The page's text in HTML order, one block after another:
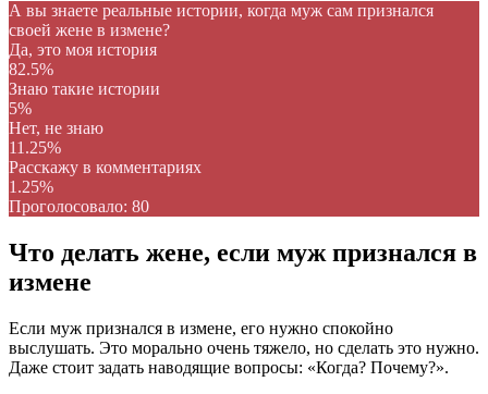
А вы знаете реальные истории, когда муж сам признался
своей жене в измене?
Да, это моя история
82.5%
Знаю такие истории
5%
Нет, не знаю
11.25%
Расскажу в комментариях
1.25%
Проголосовало: 80
Что делать жене, если муж признался в
измене
Если муж признался в измене, его нужно спокойно
выслушать. Это морально очень тяжело, но сделать это нужно.
Даже стоит задать наводящие вопросы: «Когда? Почему?».